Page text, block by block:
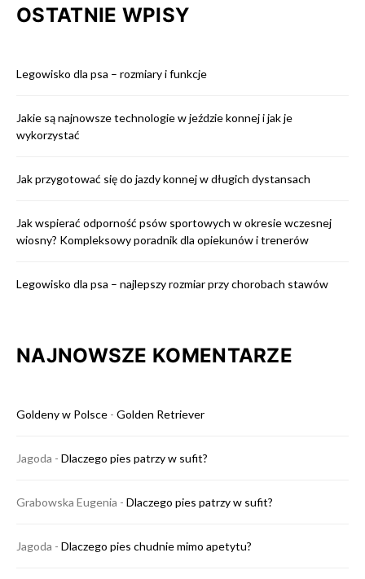
OSTATNIE WPISY
Legowisko dla psa – rozmiary i funkcje
Jakie są najnowsze technologie w jeździe konnej i jak je
wykorzystać
Jak przygotować się do jazdy konnej w długich dystansach
Jak wspierać odporność psów sportowych w okresie wczesnej
wiosny? Kompleksowy poradnik dla opiekunów i trenerów
Legowisko dla psa – najlepszy rozmiar przy chorobach stawów
NAJNOWSZE KOMENTARZE
Goldeny w Polsce - Golden Retriever
Jagoda - Dlaczego pies patrzy w sufit?
Grabowska Eugenia - Dlaczego pies patrzy w sufit?
Jagoda - Dlaczego pies chudnie mimo apetytu?